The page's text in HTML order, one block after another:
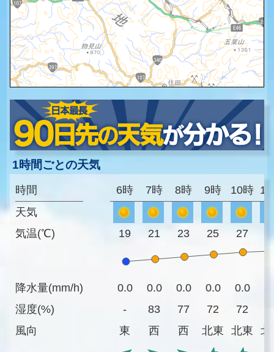
1時間ごとの天気
時間
天気
気温(℃)
降水量(mm/h)
湿度(%)
風向
6時 7時 8時 9時 10時
19 21 23 25 27
0.0 0.0 0.0 0.0 0.0
-
83 77 72 72
東
西 西 北東 北東 北